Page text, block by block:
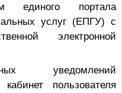
единого портала
услуг (ЕПГУ) с
электронной
уведомлений
пользователя